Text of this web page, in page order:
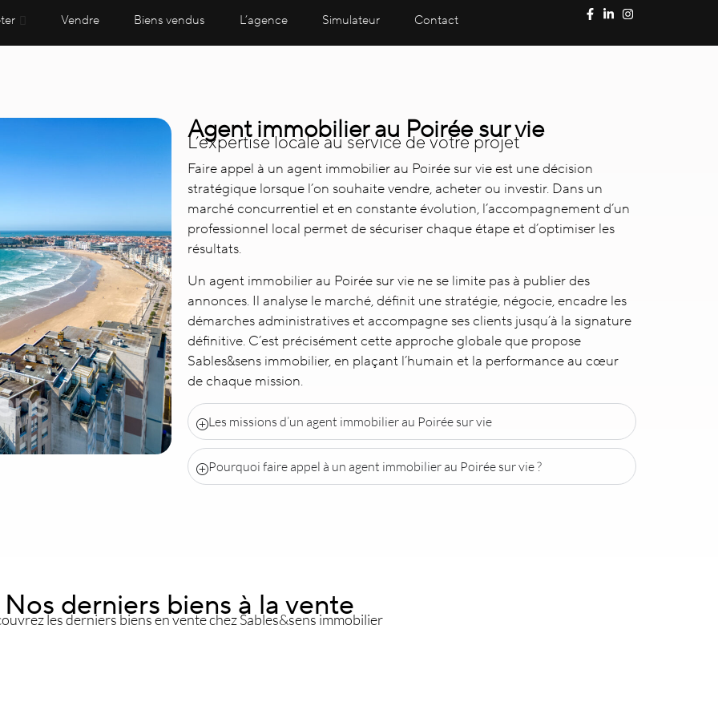
Vendre Biens vendus L’agence Simulateur Contact
Agent immobilier au Poirée sur vie
L’expertise locale au service de votre projet
Faire appel à un agent immobilier au Poirée sur vieest une décision
stratégique lorsque l’on souhaite vendre, acheter ou investir. Dans un
marché concurrentiel et en constante évolution, l’accompagnement d’un
professionnel local permet de sécuriser chaque étape et d’optimiser les
résultats.
Un agent immobilier au Poirée sur vie ne se limite pas à publier des
annonces. Il analyse le marché, définit une stratégie, négocie, encadre les
démarches administratives et accompagne ses clients jusqu’à la signature
définitive. C’est précisément cette approche globale que propose
Sables&sens immobilier, en plaçant l’humain et la performance au cœur
de chaque mission.
Les missions d’un agent immobilier au Poirée sur vie
Pourquoi faire appel à un agent immobilier au Poirée sur vie ?
Nos derniers biens à la vente
les derniers biens en vente chez Sables&sens immobilier